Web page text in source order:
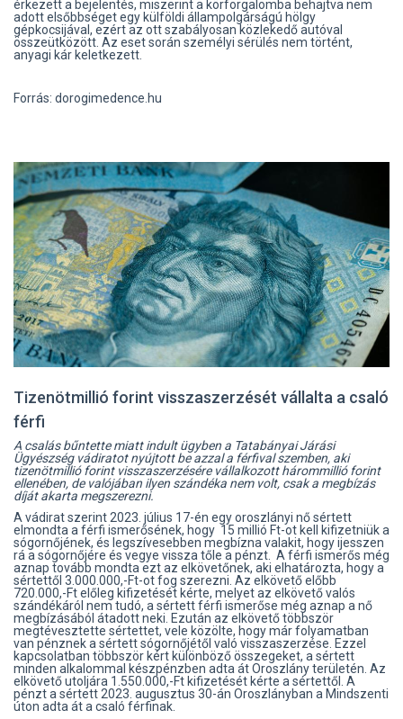
érkezett a bejelentés, miszerint a körforgalomba behajtva nem
adott elsőbbséget egy külföldi állampolgárságú hölgy
gépkocsijával, ezért az ott szabályosan közlekedő autóval
összeütközött. Az eset során személyi sérülés nem történt,
anyagi kár keletkezett.
Forrás: dorogimedence.hu
Tizenötmillió forint visszaszerzését vállalta a csaló
férfi
A csalás bűntette miatt indult ügyben a Tatabányai Járási
Ügyészség vádiratot nyújtott be azzal a férfival szemben, aki
tizenötmillió forint visszaszerzésére vállalkozott hárommillió forint
ellenében, de valójában ilyen szándéka nem volt, csak a megbízás
díját akarta megszerezni.
A vádirat szerint 2023. július 17-én egy oroszlányi nő sértett
elmondta a férfi ismerősének, hogy 15 millió Ft-ot kell kifizetniük a
sógornőjének, és legszívesebben megbízna valakit, hogy ijesszen
rá a sógornőjére és vegye vissza tőle a pénzt. A férfi ismerős még
aznap tovább mondta ezt az elkövetőnek, aki elhatározta, hogy a
sértettől 3.000.000,-Ft-ot fog szerezni. Az elkövető előbb
720.000,-Ft előleg kifizetését kérte, melyet az elkövető valós
szándékáról nem tudó, a sértett férfi ismerőse még aznap a nő
megbízásából átadott neki. Ezután az elkövető többször
megtévesztette sértettet, vele közölte, hogy már folyamatban
van pénznek a sértett sógornőjétől való visszaszerzése. Ezzel
kapcsolatban többször kért különböző összegeket, a sértett
minden alkalommal készpénzben adta át Oroszlány területén. Az
elkövető utoljára 1.550.000,-Ft kifizetését kérte a sértettől. A
pénzt a sértett 2023. augusztus 30-án Oroszlányban a Mindszenti
úton adta át a csaló férfinak.